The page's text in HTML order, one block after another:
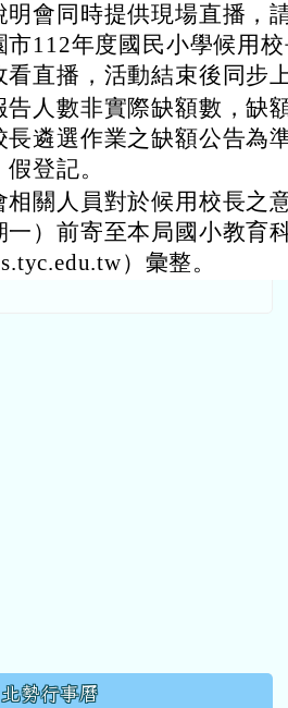
明會同時提供現場直播，
市112年度國民小學候用
看直播，活動結束後同步
告人數非實際缺額數，缺
長遴選作業之缺額公告為
假登記。
相關人員對於候用校長之
一）前寄至本局國小教育
）彙整。
北勢行事曆